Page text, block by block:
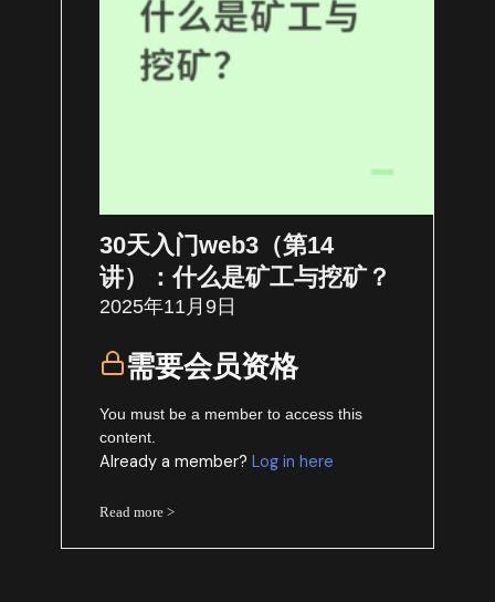
30天入门web3（第14
讲）：什么是矿工与挖矿？
2025年11月9日
需要会员资格
You must be a member to access this
content.
Already a member?Log in here
Read more >